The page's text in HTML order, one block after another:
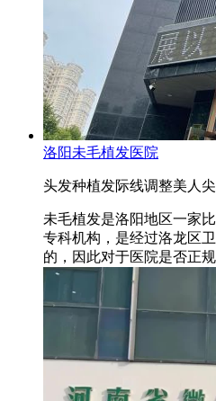
洛阳未毛植发医院
头发种植发际线调整美人
未毛植发是洛阳地区一家
专科机构，是经过洛龙区
的，因此对于医院是否正